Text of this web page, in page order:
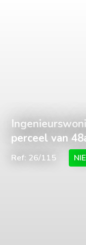
perceel van
Ref: 26/115